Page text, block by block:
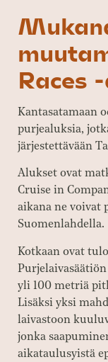
Races
Kantasatamaan
purjealuksia,
järjestettävään
Alukset ovat
Cruise in
aikana ne voivat
Suomenlahdella.
Kotkaan ovat
yli 100 metriä
Lisäksi yksi
laivastoon
jonka
aikataulusyistä